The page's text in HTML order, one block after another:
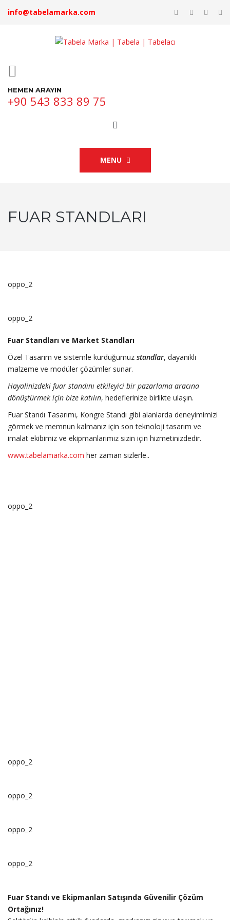
info@tabelamarka.com
HEMEN ARAYIN
+90 543 833 89 75
MENU
FUAR STANDLARI
oppo_2
oppo_2
Fuar Standları ve Market Standları
Özel Tasarım ve sistemle kurduğumuz standlar, dayanıklı
malzeme ve modüler çözümler sunar.
Hayalinizdeki fuar standını etkileyici bir pazarlama aracına
dönüştürmek için bize katılın, hedeflerinize birlikte ulaşın.
Fuar Standı Tasarımı, Kongre Standı gibi alanlarda deneyimimizi
görmek ve memnun kalmanız için son teknoloji tasarım ve
imalat ekibimiz ve ekipmanlarımız sizin için hizmetinizdedir.
www.tabelamarka.com her zaman sizlerle..
oppo_2
oppo_2
oppo_2
oppo_2
oppo_2
Fuar Standı ve Ekipmanları Satışında Güvenilir Çözüm
Ortağınız!